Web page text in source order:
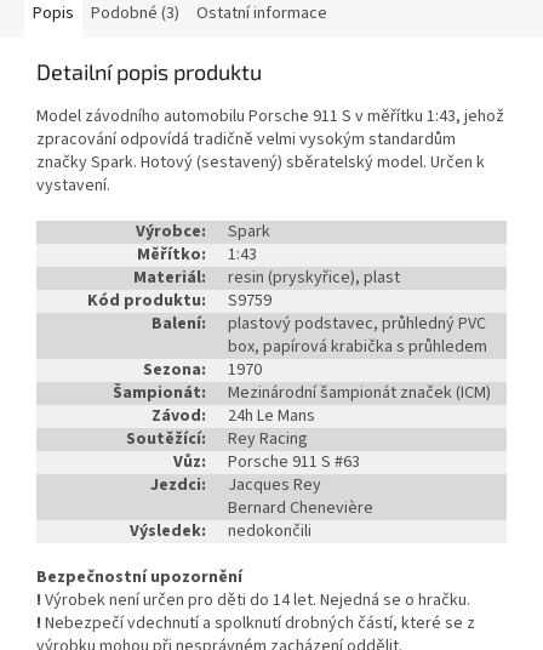
Popis Podobné (3) Ostatní informace
Detailní popis produktu
Model závodního automobilu Porsche 911 S v měřítku 1:43, jehož
zpracování odpovídá tradičně velmi vysokým standardům
značky Spark. Hotový (sestavený) sběratelský model. Určen k
vystavení.
Výrobce:
Spark
Měřítko:
1:43
Materiál:
resin (pryskyřice), plast
Kód produktu:
S9759
Balení:
plastový podstavec, průhledný PVC
box, papírová krabička s průhledem
Sezona:
1970
Šampionát:
Mezinárodní šampionát značek (ICM)
Závod:
24h Le Mans
Soutěžící:
Rey Racing
Vůz:
Porsche 911 S #63
Jezdci:
Jacques Rey
Bernard Chenevière
Výsledek:
nedokončili
Bezpečnostní upozornění
! Výrobek není určen pro děti do 14 let. Nejedná se o hračku.
! Nebezpečí vdechnutí a spolknutí drobných částí, které se z